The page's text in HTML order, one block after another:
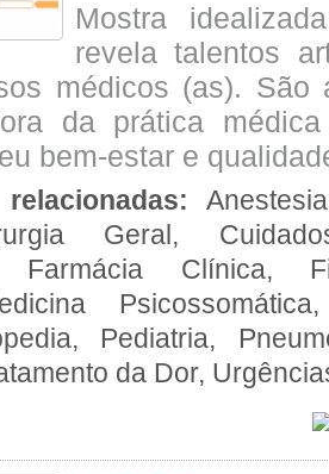
Mostra
revela talentos
médicos (as). São
da prática
bem-estar e
Geral,
Farmácia Clínica,
Pediatria,
da Dor,